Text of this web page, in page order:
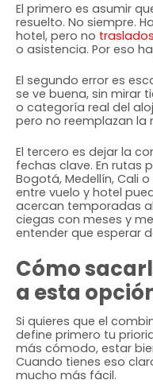
El primero es asumir
resuelto. No siempre.
hotel, pero no traslados
o asistencia. Por eso
El segundo error es
se ve buena, sin mirar
o categoría real del
pero no reemplazan la
El tercero es dejar la
fechas clave. En rutas
Bogotá, Medellín, Cali
entre vuelo y hotel
acercan temporadas
ciegas con meses y
entender que esperar
Cómo
a esta
Si quieres que el
define primero tu
más cómodo, estar
Cuando tienes eso
mucho más fácil.